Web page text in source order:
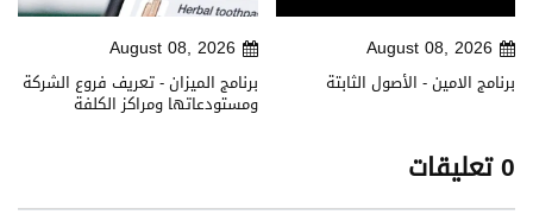
August 08, 2026
برنامج الميزان - تعريف فروع الشركة
ومستودعاتها ومراكز الكلفة
August 08, 2026
برنامج الامين - الأصول الثابتة
0 تعليقات